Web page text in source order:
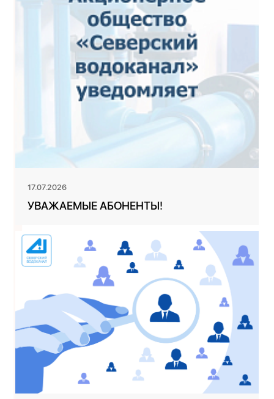
17.07.2026
УВАЖАЕМЫЕ АБОНЕНТЫ!